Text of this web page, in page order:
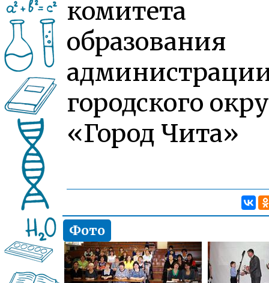
комитета
образования
городского
«Город Чита»
Фото